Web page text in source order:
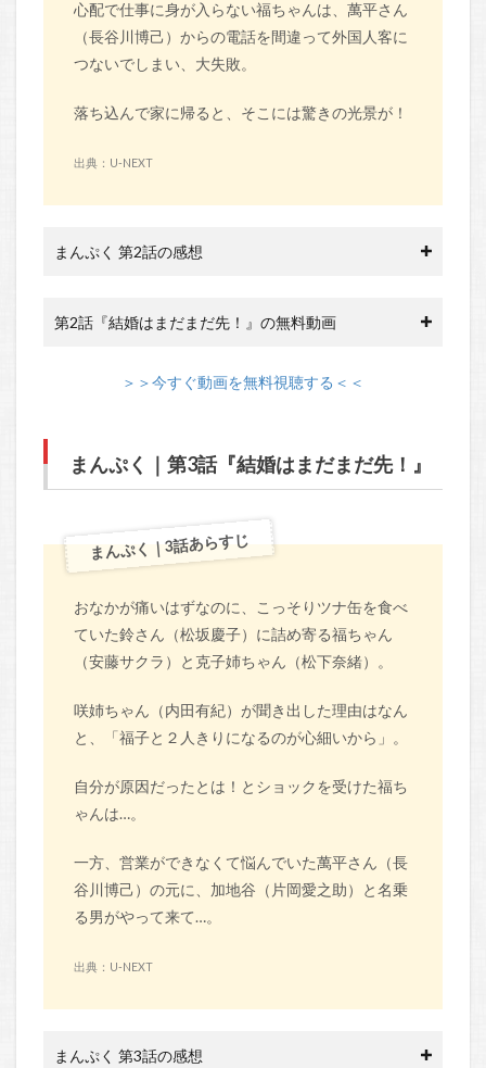
心配で仕事に身が入らない福ちゃんは、萬平さん
（長谷川博己）からの電話を間違って外国人客に
つないでしまい、大失敗。
落ち込んで家に帰ると、そこには驚きの光景が！
出典：U-NEXT
まんぷく 第2話の感想
第2話『結婚はまだまだ先！』の無料動画
＞＞今すぐ動画を無料視聴する＜＜
まんぷく｜第3話『結婚はまだまだ先！』
まんぷく｜3話あらすじ
おなかが痛いはずなのに、こっそりツナ缶を食べ
ていた鈴さん（松坂慶子）に詰め寄る福ちゃん
（安藤サクラ）と克子姉ちゃん（松下奈緒）。
咲姉ちゃん（内田有紀）が聞き出した理由はなん
と、「福子と２人きりになるのが心細いから」。
自分が原因だったとは！とショックを受けた福ち
ゃんは…。
一方、営業ができなくて悩んでいた萬平さん（長
谷川博己）の元に、加地谷（片岡愛之助）と名乗
る男がやって来て…。
出典：U-NEXT
まんぷく 第3話の感想